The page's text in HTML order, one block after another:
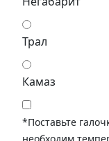
Трал
Камаз
*Поставьте